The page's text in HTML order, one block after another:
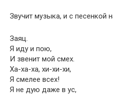
Звучит музыка, и с песенкой
Заяц.
Я иду и пою,
И звенит мой смех.
Ха-ха-ха, хи-хи-хи,
Я смелее всех!
Я не дую даже в ус,